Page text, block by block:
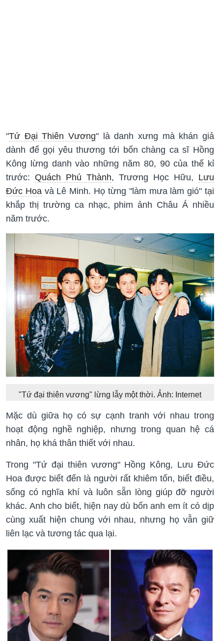
"Tứ Đại Thiên Vương" là danh xưng mà khán giả
dành để gọi yêu thương tới bốn chàng ca sĩ Hồng
Kông lừng danh vào những năm 80, 90 của thế kỉ
trước: Quách Phú Thành, Trương Học Hữu, Lưu
Đức Hoa và Lê Minh. Họ từng "làm mưa làm gió" tại
khắp thị trường ca nhạc, phim ảnh Châu Á nhiều
năm trước.
"Tứ đại thiên vương" lừng lẫy một thời. Ảnh: Internet
Mặc dù giữa họ có sự cạnh tranh với nhau trong
hoạt động nghề nghiệp, nhưng trong quan hệ cá
nhân, họ khá thân thiết với nhau.
Trong "Tứ đại thiên vương" Hồng Kông, Lưu Đức
Hoa được biết đến là người rất khiêm tốn, biết điều,
sống có nghĩa khí và luôn sẵn lòng giúp đỡ người
khác. Anh cho biết, hiện nay dù bốn anh em ít có dịp
cùng xuất hiện chung với nhau, nhưng họ vẫn giữ
liên lạc và tương tác qua lại.